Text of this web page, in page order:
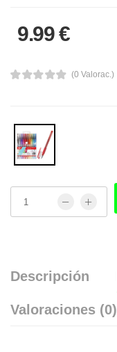
9.99 €
(0 Valorac.)
Descripción
Valoraciones (0)